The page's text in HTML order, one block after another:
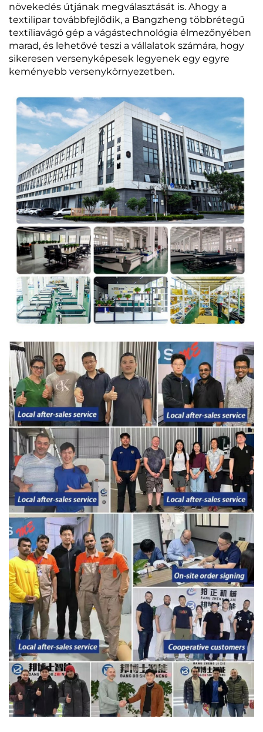
növekedés útjának megválasztását is. Ahogy a
textilipar továbbfejlődik, a Bangzheng többrétegű
textíliavágó gép a vágástechnológia élmezőnyében
marad, és lehetővé teszi a vállalatok számára, hogy
sikeresen versenyképesek legyenek egy egyre
keményebb versenykörnyezetben.